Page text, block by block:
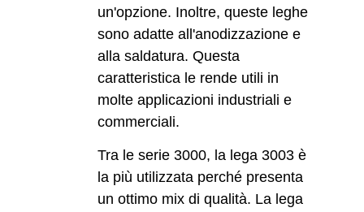
un'opzione. Inoltre, queste leghe
sono adatte all'anodizzazione e
alla saldatura. Questa
caratteristica le rende utili in
molte applicazioni industriali e
commerciali.
Tra le serie 3000, la lega 3003 è
la più utilizzata perché presenta
un ottimo mix di qualità. La lega